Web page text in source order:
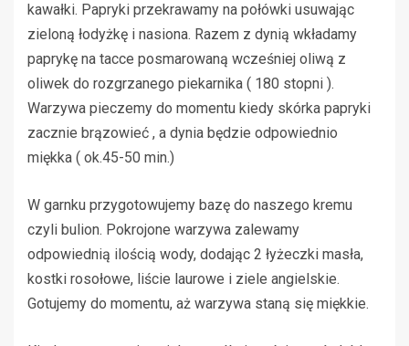
kawałki. Papryki przekrawamy na połówki usuwając
zieloną łodyżkę i nasiona. Razem z dynią wkładamy
paprykę na tacce posmarowaną wcześniej oliwą z
oliwek do rozgrzanego piekarnika ( 180 stopni ).
Warzywa pieczemy do momentu kiedy skórka papryki
zacznie brązowieć , a dynia będzie odpowiednio
miękka ( ok.45-50 min.)
W garnku przygotowujemy bazę do naszego kremu
czyli bulion. Pokrojone warzywa zalewamy
odpowiednią ilością wody, dodając 2 łyżeczki masła,
kostki rosołowe, liście laurowe i ziele angielskie.
Gotujemy do momentu, aż warzywa staną się miękkie.